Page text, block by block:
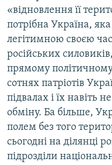
«відновлення її
потрібна Україна,
легітимною своєю
російських
прямому
сотнях патріотів
підвалах і їх навіть
обміну. Ба більше,
полем без того
сьогодні на ділянці
підрозділи